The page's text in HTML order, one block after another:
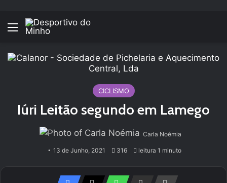
Menu
CICLISMO
Iúri Leitão segundo em Lamego
Carla Noémia
13 de Junho, 2021 316 leitura 1 minuto